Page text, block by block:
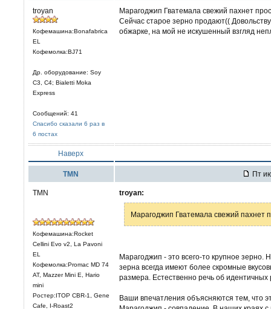
troyan
Кофемашина:Bonafabrica
EL
Кофемолка:BJ71
Др. оборудование: Soy
C3, С4; Bialetti Moka
Express
Сообщений: 41
Спасибо сказали 6 раз в
6 постах
Марагоджип Гватемала свежий пахнет
Сейчас старое зерно продают((
обжарке, на мой не искушенный взгляд
Наверх
TMN Пт
TMN
Кофемашина:Rocket
Cellini Evo v2, La Pavoni
EL
Кофемолка:Promac MD 74
AT, Mazzer Mini E, Hario
mini
Ростер:ITOP CBR-1, Gene
Cafe, I-Roast2
troyan:
Марагоджип Гватемала свежий пахнет
Марагоджип - это всего-то крупное
зерна всегда имеют более скромные
размера. Естественно речь об идентичных
Ваши впечатления объясняются тем, что